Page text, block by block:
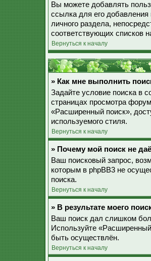
Вы можете добавлять
ссылка для его добавления
личного раздела,
соответствующих списков
Вернуться к началу
» Как мне выполнить
Задайте условие поиска в
страницах просмотра
«Расширенный поиск»,
используемого стиля.
Вернуться к началу
» Почему мой поиск не
Ваш поисковый запрос,
которым в phpBB3 не
поиска.
Вернуться к началу
» В результате моего
Ваш поиск дал слишком
Используйте
быть осуществлён.
Вернуться к началу